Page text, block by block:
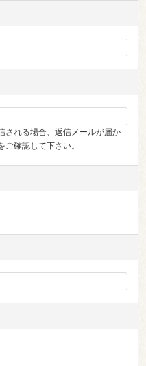
される場合、返信メールが届か
確認して下さい。